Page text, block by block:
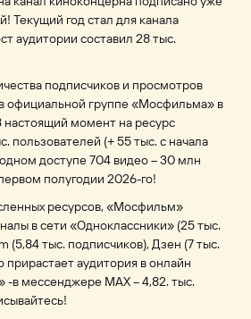
Текущий год стал для канала
аудитории составил 28 тыс.
подписчиков и просмотров
официальной группе «Мосфильма» в
настоящий момент на ресурс
пользователей (+ 55 тыс. с начала
доступе 704 видео – 30 млн
полугодии 2026-го!
ресурсов, «Мосфильм»
в сети «Одноклассники» (25 тыс.
(5,84 тыс. подписчиков), Дзен (7 тыс.
прирастает аудитория в онлайн
в мессенджере MAX – 4,82. тыс.